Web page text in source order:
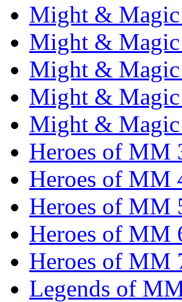
Might &
Might &
Might &
Might &
Might &
Heroes of MM
Heroes of MM
Heroes of MM
Heroes of MM
Heroes of MM
Legends of